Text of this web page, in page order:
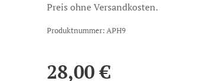
Preis ohne Versandkosten.
Produktnummer: APH9
28,00€